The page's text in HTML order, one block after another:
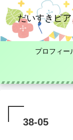
だいすきピ
プロフィー
38-05